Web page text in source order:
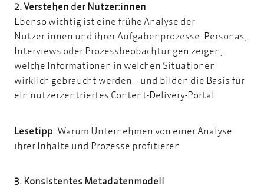
2. Verstehen der Nutzer:innen
Ebenso wichtig ist eine frühe Analyse der
Nutzer:innen und ihrer Aufgabenprozesse. Personas,
Interviews oder Prozessbeobachtungen zeigen,
welche Informationen in welchen Situationen
wirklich gebraucht werden – und bilden die Basis für
ein nutzerzentriertes Content-Delivery-Portal.
Lesetipp: Warum Unternehmen von einer Analyse
ihrer Inhalte und Prozesse profitieren
3. Konsistentes Metadatenmodell